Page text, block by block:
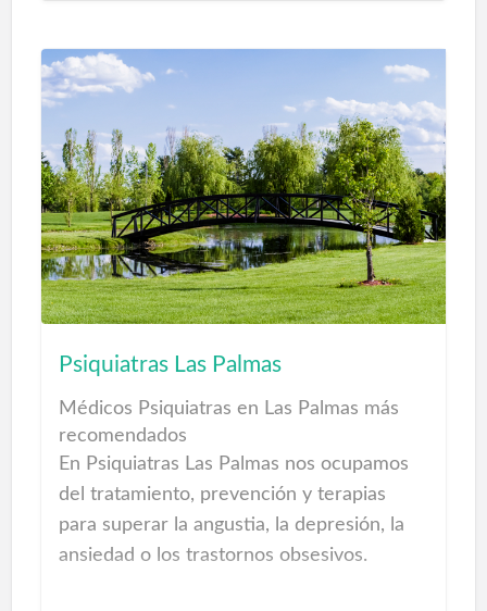
capilares, cosmética, nutrición y dietética
manos y pies, botiquín, ortopedia, óptica,
venta de productos dietéticos, productos
herbolario, parafarmacia, cosmética
natural y en general productos para tu
salud y bienestar infantil con todo lo
relacionado en parafarmacia para bebés
como leches bebé, cosmética infantil,
biberones, etc...
Tratamientos Onda de Choque
Psiquiatras Las Palmas
Médicos Psiquiatras en Las Palmas más
recomendados
En Psiquiatras Las Palmas nos ocupamos
del tratamiento, prevención y terapias
para superar la angustia, la depresión, la
ansiedad o los trastornos obsesivos.